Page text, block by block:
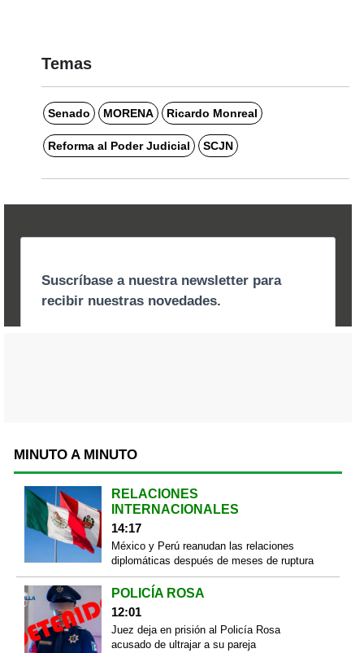
Temas
Senado MORENA Ricardo Monreal
Reforma al Poder Judicial SCJN
MINUTO A MINUTO
RELACIONES
INTERNACIONALES
14:17
México y Perú reanudan las relaciones
diplomáticas después de meses de ruptura
POLICÍA ROSA
12:01
Juez deja en prisión al Policía Rosa
acusado de ultrajar a su pareja